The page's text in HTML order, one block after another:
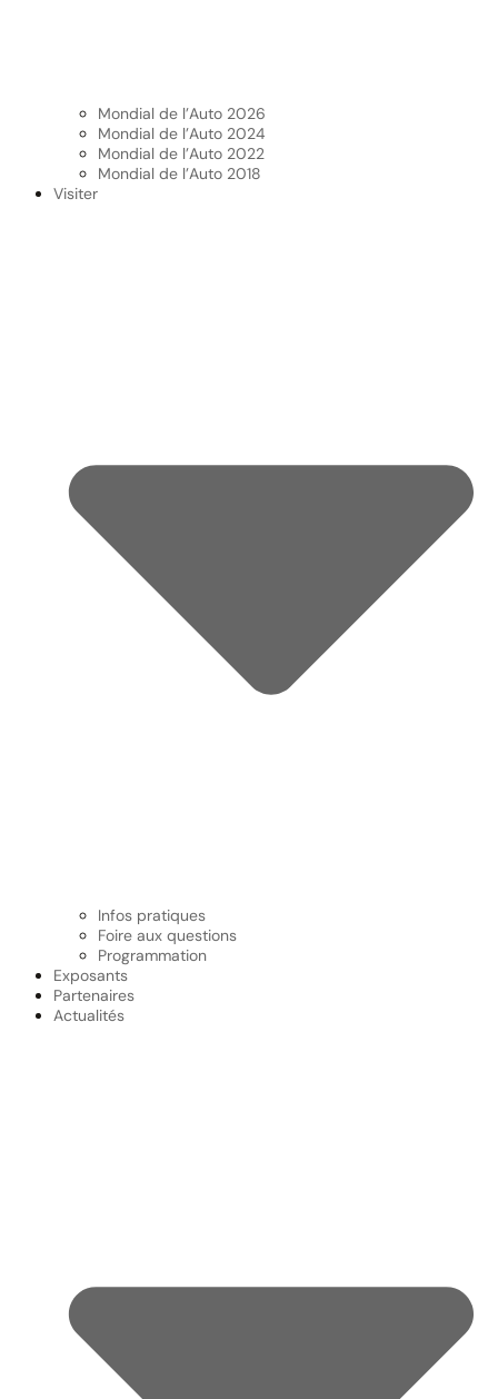
Mondial de l’Auto 2026
Mondial de l’Auto 2024
Mondial de l’Auto 2022
Mondial de l’Auto 2018
Visiter
Infos pratiques
Foire aux questions
Programmation
Exposants
Partenaires
Actualités